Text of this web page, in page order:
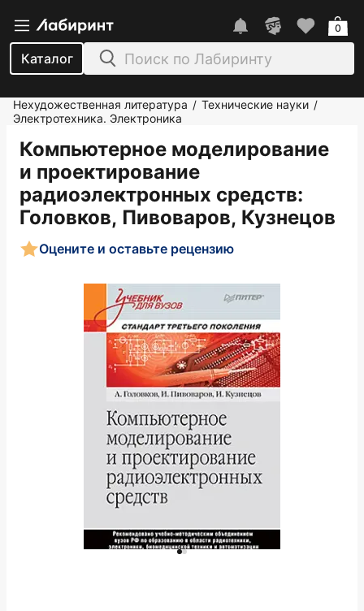
Каталог
0
Нехудожественная литература / Технические науки /
Электротехника. Электроника
Компьютерное моделирование
и проектирование
радиоэлектронных средств:
Головков, Пивоваров, Кузнецов
Оцените и оставьте рецензию